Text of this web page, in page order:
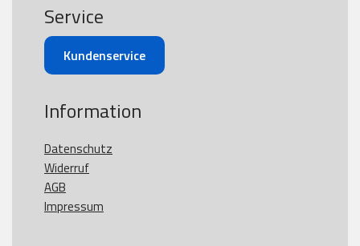
Service
Kundenservice
Information
Datenschutz
Widerruf
AGB
Impressum